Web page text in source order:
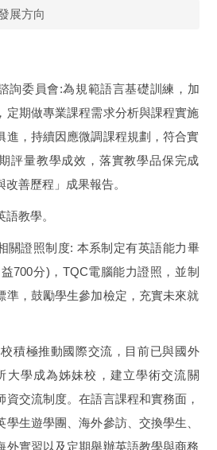
展方向
詢委員會:為規範語言基礎訓練，加
定期做專業課程需求分析與課程實施
進，持續因應微調課程規劃，符合實
評量教學成效，落實教學品保完成
改善歷程」成果報告。
教學。
關證照制度: 本系制定有英語能力畢
700分) ， TQC電腦能力證照，並制
準，鼓勵學生參加檢定，充實未來就
積極推動國際交流，目前已與國外
大學成為姊妹校，建立學術交流關
資交流制度。在語言課程和實務面，
學生遊學團、海外參訪、交換學生、
外實習以及定期舉辦英語教學與商務